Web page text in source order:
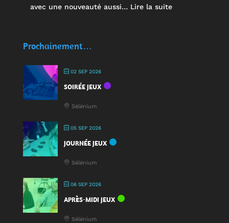
avec une nouveauté aussi… Lire la suite:
Prochainement…
02 SEP 2026
SOIRÉE JEUX
Sélénium
05 SEP 2026
JOURNÉE JEUX
Sélénium
06 SEP 2026
APRÈS-MIDI JEUX
Sélénium